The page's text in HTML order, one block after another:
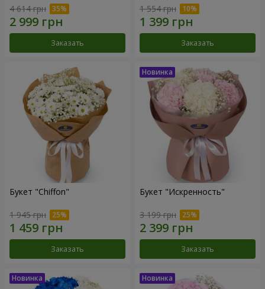
4 614 грн
Заказать
1 554 грн
Заказать
Букет "Chiffon"
1 945 грн
Заказать
Букет "Искренность"
3 199 грн
Заказать